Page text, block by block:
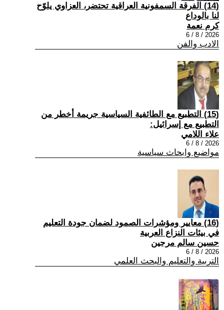
(14) الفرقة السمفونية العراقية تحتضر، العزاوي يلوّح
لنا بالوداع
كرم نعمة
2026 / 8 / 6
الادب والفن
(15) التطبيع مع الطائفية السياسية جريمة أخطر من
التطبيع مع إسرائيل:
علاء اللامي
2026 / 8 / 6
مواضيع وابحاث سياسية
(16) معايير ومؤشرات الصمود لضمان جودة التعليم
في بيئات النزاع العربية
حسين سالم مرجين
2026 / 8 / 6
التربية والتعليم والبحث العلمي